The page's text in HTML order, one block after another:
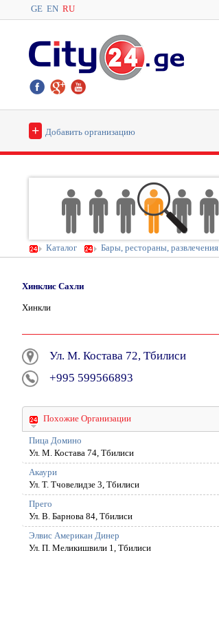
GE EN RU
+ Добавить организацию
Каталог Бары, рестораны, развлечения
Хинклис Сахли
Хинкли
Ул. М. Костава 72, Тбилиси
+995 599566893
Похожие Организации
Пица Домино
Ул. М. Костава 74, Тбилиси
Акаури
Ул. Т. Тчовелидзе 3, Тбилиси
Прего
Ул. В. Барнова 84, Тбилиси
Элвис Американ Динер
Ул. П. Меликишвили 1, Тбилиси